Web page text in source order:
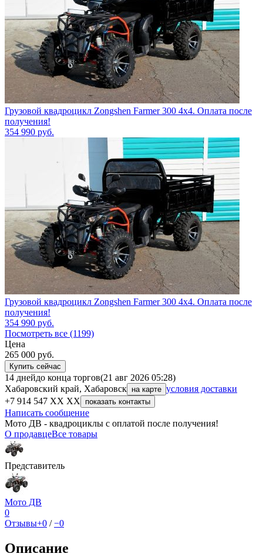
Грузовой квадроцикл Zongshen Farmer 300 4х4. Оплата после
получения!
354 990 руб.
Грузовой квадроцикл Zongshen Farmer 300 4х4. Оплата после
получения!
354 990 руб.
Посмотреть все (1199)
Цена
265 000 руб.
Купить сейчас
14 днейдо конца торгов(21 авг 2026 05:28)
Хабаровский край, Хабаровск на карте условия доставки
+7 914 547 XX XX
показать контакты
Написать сообщение
Мото ДВ - квадроциклы с оплатой после получения!
О продавцеВсе товары
Представитель
Мото ДВ
0
Отзывы+0 /−0
Описание